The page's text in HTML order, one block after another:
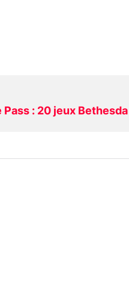
Pass : 20 jeux